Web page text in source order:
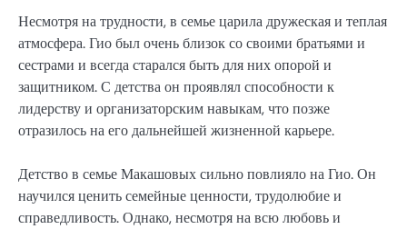
Несмотря на трудности, в семье царила дружеская и теплая
атмосфера. Гио был очень близок со своими братьями и
сестрами и всегда старался быть для них опорой и
защитником. С детства он проявлял способности к
лидерству и организаторским навыкам, что позже
отразилось на его дальнейшей жизненной карьере.
Детство в семье Макашовых сильно повлияло на Гио. Он
научился ценить семейные ценности, трудолюбие и
справедливость. Однако, несмотря на всю любовь и